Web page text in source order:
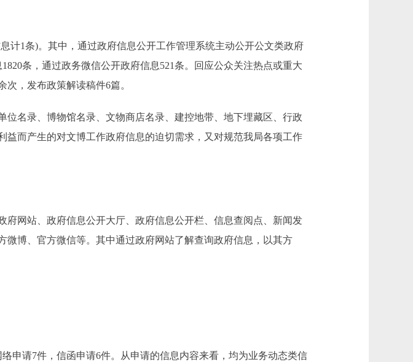
1条)。其中，通过政府信息公开工作管理系统主动公开公文类政府
条，通过政务微信公开政府信息521条。回应公众关注热点或重大
，发布政策解读稿件6篇。
名录、博物馆名录、文物商店名录、建控地带、地下埋藏区、行政
而产生的对文博工作政府信息的迫切需求，又对规范我局各项工作
网站、政府信息公开大厅、政府信息公开栏、信息查阅点、新闻发
博、官方微信等。其中通过政府网站了解查询政府信息，以其方
请7件，信函申请6件。从申请的信息内容来看，均为业务动态类信